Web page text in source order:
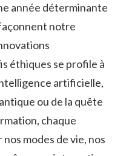
année déterminante
notre
éthiques se profile à
artificielle,
ou de la quête
chaque
modes de vie, nos